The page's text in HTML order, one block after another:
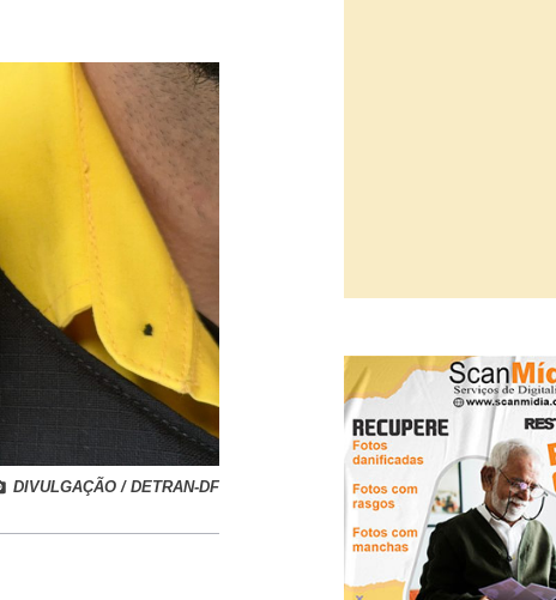
DIVULGAÇÃO / DETRAN-DF